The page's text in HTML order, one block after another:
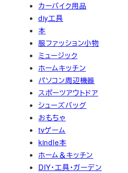
カーバイク用品
diy工具
本
服ファッション小物
ミュージック
ホームキッチン
パソコン周辺機器
スポーツアウトドア
シューズバッグ
おもちゃ
tvゲーム
kindle本
ホーム＆キッチン
DIY・工具・ガーデン